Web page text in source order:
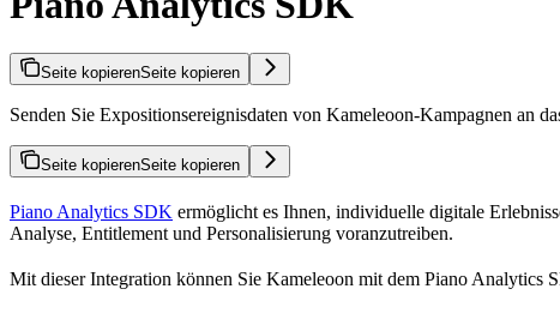
Seite kopierenSeite kopieren
Senden Sie Expositionsereignisdaten von Kameleoon-Kampagnen an
Seite kopierenSeite kopieren
Piano Analytics SDK ermöglicht es Ihnen, individuelle digitale
Analyse, Entitlement und Personalisierung voranzutreiben.
Mit dieser Integration können Sie Kameleoon mit dem Piano Analytics